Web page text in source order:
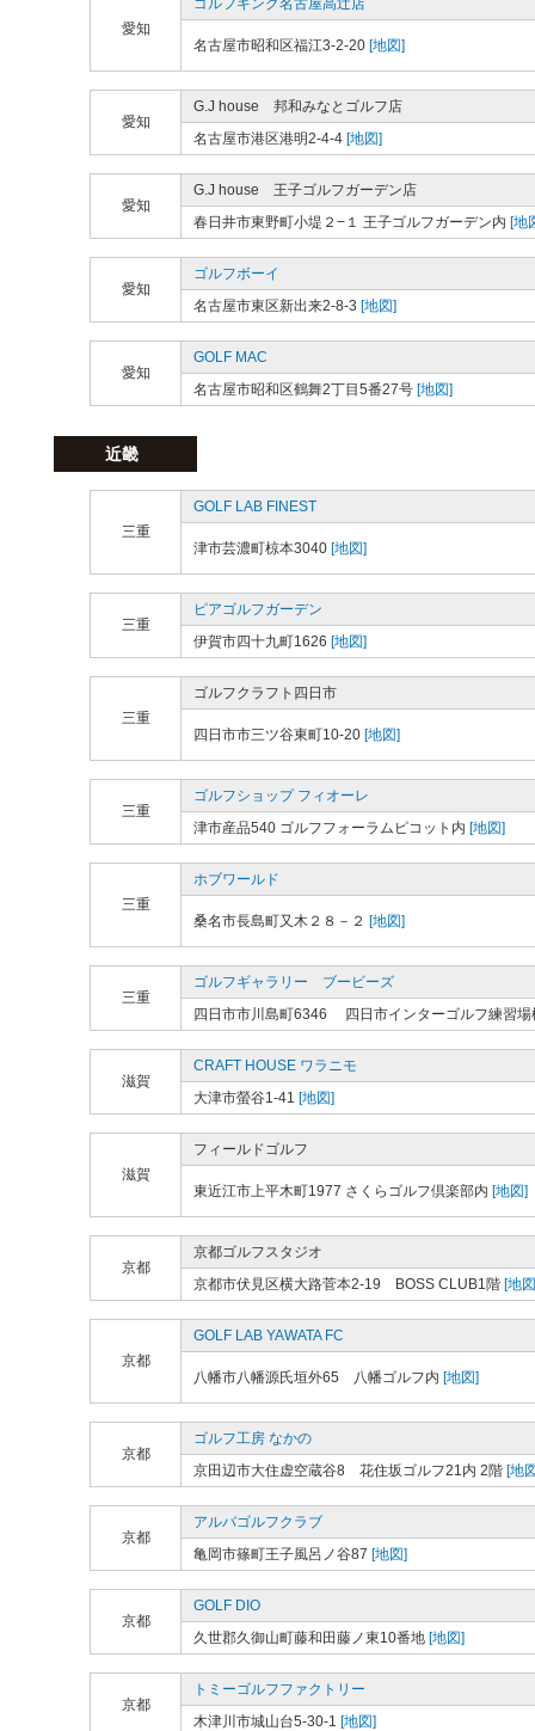
愛知
ゴルフキング名古屋高辻店
名古屋市昭和区福江3-2-20 [地図]
愛知
G.J house 邦和みなとゴルフ店
名古屋市港区港明2-4-4 [地図]
愛知
G.J house 王子ゴルフガーデン店
春日井市東野町小堤２−１ 王子ゴルフガーデン内 [地
愛知
ゴルフボーイ
名古屋市東区新出来2-8-3 [地図]
愛知
GOLF MAC
名古屋市昭和区鶴舞2丁目5番27号 [地図]
近畿
三重
GOLF LAB FINEST
津市芸濃町椋本3040 [地図]
三重
ピアゴルフガーデン
伊賀市四十九町1626 [地図]
三重
ゴルフクラフト四日市
四日市市三ツ谷東町10-20 [地図]
三重
ゴルフショップ フィオーレ
津市産品540 ゴルフフォーラムピコット内 [地図]
三重
ホブワールド
桑名市長島町又木２８－２ [地図]
三重
ゴルフギャラリー ブービーズ
四日市市川島町6346 四日市インターゴルフ練習場
滋賀
CRAFT HOUSE ワラニモ
大津市螢谷1-41 [地図]
滋賀
フィールドゴルフ
東近江市上平木町1977 さくらゴルフ倶楽部内 [地図]
京都
京都ゴルフスタジオ
京都市伏見区横大路菅本2-19 BOSS CLUB1階 [地
京都
GOLF LAB YAWATA FC
八幡市八幡源氏垣外65 八幡ゴルフ内 [地図]
京都
ゴルフ工房 なかの
京田辺市大住虚空蔵谷8 花住坂ゴルフ21内 2階 [地
京都
アルバゴルフクラブ
亀岡市篠町王子風呂ノ谷87 [地図]
京都
GOLF DIO
久世郡久御山町藤和田藤ノ東10番地 [地図]
京都
トミーゴルフファクトリー
木津川市城山台5-30-1 [地図]